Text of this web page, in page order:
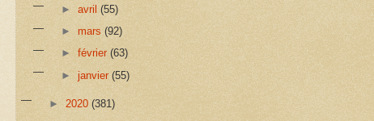
►avril(55)
►mars(92)
►février(63)
►janvier(55)
► 2020 (381)